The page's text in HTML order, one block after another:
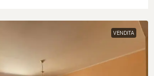
VENDITA